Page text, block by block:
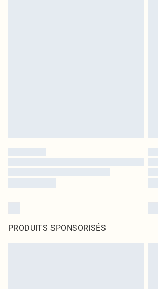
PRODUITS SPONSORISÉS